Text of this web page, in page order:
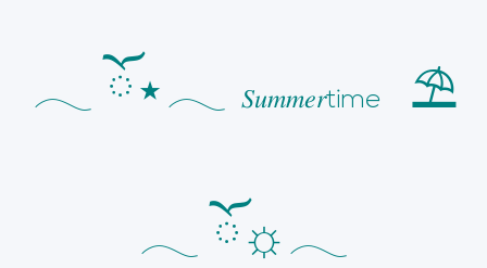
𓂃 ོ⋆𓂃 𝑆𝑢𝑚𝑚𝑒𝑟time ⛱
𓂃 ོ☼𓂃